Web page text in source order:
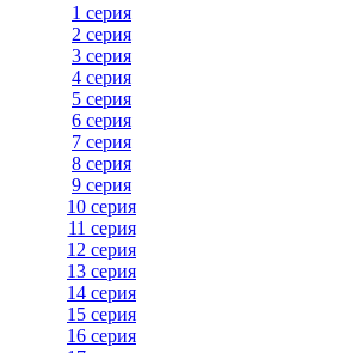
1 серия
2 серия
3 серия
4 серия
5 серия
6 серия
7 серия
8 серия
9 серия
10 серия
11 серия
12 серия
13 серия
14 серия
15 серия
16 серия